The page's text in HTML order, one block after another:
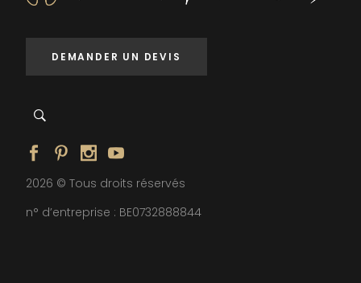
DEMANDER UN DEVIS
2026 © Tous droits réservés
n° d’entreprise : BE0732888844